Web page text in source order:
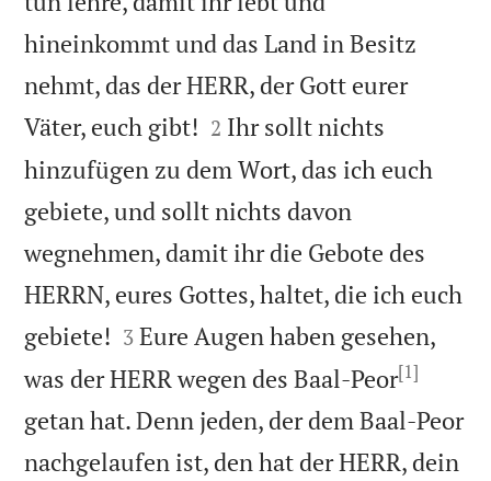
hineinkommt und das Land in Besitz
nehmt, das der HERR, der Gott eurer
Väter, euch gibt! 

2 Ihr sollt nichts
hinzufügen zu dem Wort, das ich euch
gebiete, und sollt nichts davon
wegnehmen, damit ihr die Gebote des
HERRN, eures Gottes, haltet, die ich euch
gebiete! 

3 Eure Augen haben gesehen,
was der HERR wegen des Baal-Peor[1]
getan hat. Denn jeden, der dem Baal-Peor
nachgelaufen ist, den hat der HERR, dein